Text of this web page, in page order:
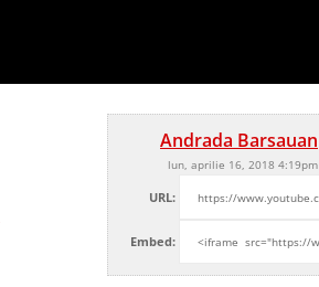
Andrada Barsauan
lun, aprilie 16, 2018 4:19pm
URL:
Embed: